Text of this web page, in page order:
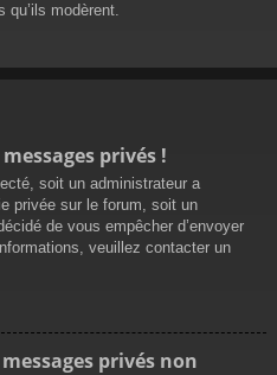
qu’ils modèrent.
privés !
soit un administrateur a
privée sur le forum, soit un
de vous empêcher d’envoyer
veuillez contacter un
privés non